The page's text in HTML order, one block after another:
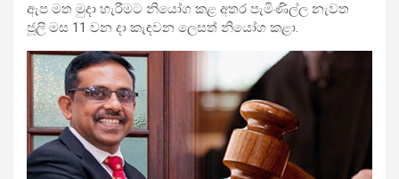
ඇප මත මුදා හැරීමට නියෝග කළ අතර පැමිණිල්ල නැවත
ජූලි මස 11 වන දා කැඳවන ලෙසත් නියෝග කළා.